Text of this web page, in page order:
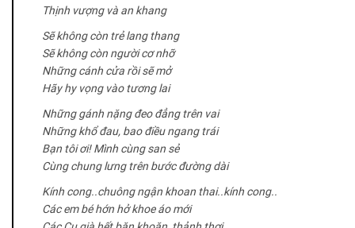
Thịnh vượng và an khang
Sẽ không còn trẻ lang thang
Sẽ không còn người cơ nhỡ
Những cánh cửa rồi sẽ mở
Hãy hy vọng vào tương lai
Những gánh nặng đeo đẳng trên vai
Những khổ đau, bao điều ngang trái
Bạn tôi ơi! Mình cùng san sẻ
Cùng chung lưng trên bước đường dài
Kính cong..chuông ngận khoan thai..kính cong..
Các em bé hớn hở khoe áo mới